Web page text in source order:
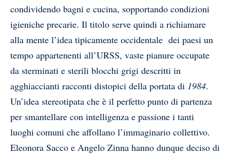
condividendo bagni e cucina, sopportando condizioni
igieniche precarie. Il titolo serve quindi a richiamare
alla mente l’idea tipicamente occidentale dei paesi un
tempo appartenenti all’URSS, vaste pianure occupate
da sterminati e sterili blocchi grigi descritti in
agghiaccianti racconti distopici della portata di 1984.
Un’idea stereotipata che è il perfetto punto di partenza
per smantellare con intelligenza e passione i tanti
luoghi comuni che affollano l’immaginario collettivo.
Eleonora Sacco e Angelo Zinna hanno dunque deciso di